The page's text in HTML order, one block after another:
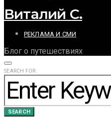
Виталий С.
РЕКЛАМА И СМИ
Блог о путешествиях
SEARCH FOR:
SEARCH